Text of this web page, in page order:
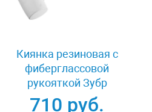
Киянка резиновая с
фиберглассовой
рукояткой Зубр
ПРОФИ 20531-
710 руб.